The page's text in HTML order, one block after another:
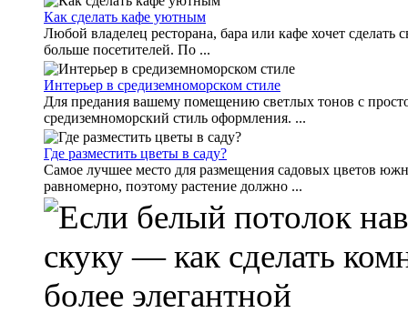
Как сделать кафе уютным
Любой владелец ресторана, бара или кафе хочет
больше посетителей. По ...
Интерьер в средиземноморском стиле
Для предания вашему помещению светлых тонов с
средиземноморский стиль оформления. ...
Где разместить цветы в саду?
Самое лучшее место для размещения садовых цветов
равномерно, поэтому растение должно ...